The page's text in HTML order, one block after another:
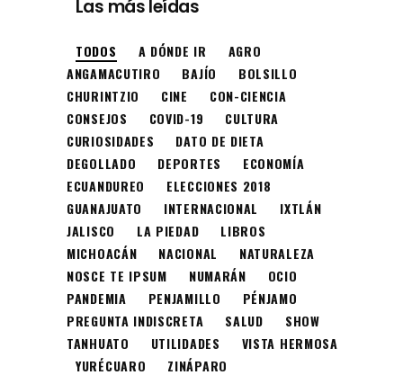
Las más leídas
TODOS A DÓNDE IR
AGRO
ANGAMACUTIRO
BAJÍO
BOLSILLO
CHURINTZIO
CINE
CON-CIENCIA
CONSEJOS
COVID-19
CULTURA
CURIOSIDADES
DATO DE DIETA
DEGOLLADO
DEPORTES
ECONOMÍA
ECUANDUREO
ELECCIONES 2018
GUANAJUATO
INTERNACIONAL
IXTLÁN
JALISCO
LA PIEDAD
LIBROS
MICHOACÁN
NACIONAL
NATURALEZA
NOSCE TE IPSUM
NUMARÁN
OCIO
PANDEMIA
PENJAMILLO
PÉNJAMO
PREGUNTA INDISCRETA
SALUD
SHOW
TANHUATO
UTILIDADES
VISTA HERMOSA
YURÉCUARO
ZINÁPARO